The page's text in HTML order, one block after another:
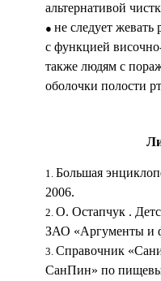
альтернативой
не следует жевать
с функцией
также людям с
оболочки полости
Большая
2006.
О. Остапчук .
ЗАО «Аргументы и
Справочник
СанПин» по